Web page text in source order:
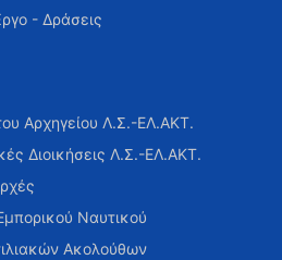
- Δράσεις
Αρχηγείου Λ.Σ.-ΕΛ.ΑΚΤ.
Διοικήσεις Λ.Σ.-ΕΛ.ΑΚΤ.
Ναυτικού
Ακολούθων